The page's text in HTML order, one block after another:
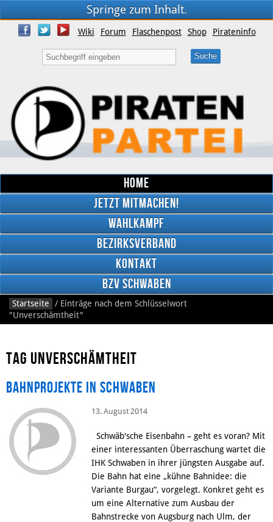
Springe zum Inhalt.
Facebook
Wiki Forum Flaschenpost Shop Pirateninfo
Home
Jetzt mitmachen!
Wahlkampf
Bezirksverband
Kontakt
BzV Schwaben
Startseite / Einträge nach dem Schlüsselwort
"Unverschämtheit"
Tag Unverschämtheit
Bahnprojekte in Schwaben
13. August 2014
Schwäb'sche Eisenbahn – geht es voran? Mit
einer interessanten Überraschung wartet die
IHK Schwaben in ihrer jüngsten Ausgabe auf.
Die Bahn hat eine „kühne Bahnidee: die
Variante Burgau“, vorgelegt. Konkret geht es
um eine Alternative zum Ausbau der
Bahnstrecke von Augsburg nach Ulm, der